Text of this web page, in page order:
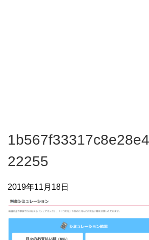
22255
2019年11月18日